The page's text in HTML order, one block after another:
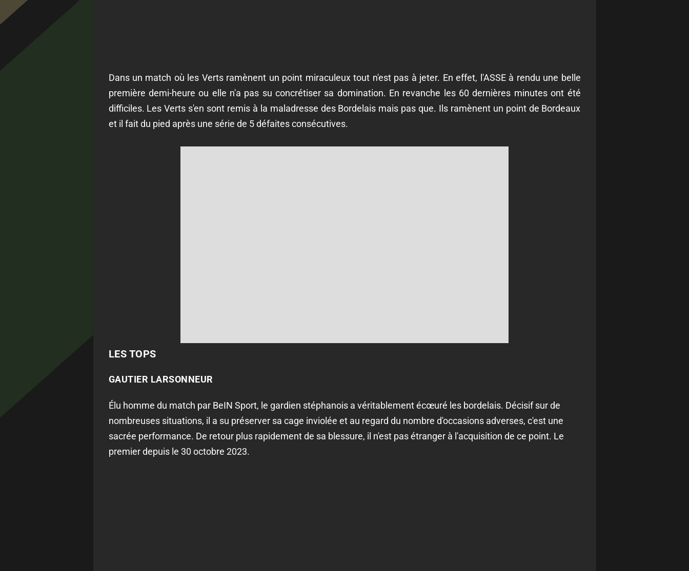
Dans un match où les Verts ramènent un point miraculeux tout n'est pas à jeter. En effet, l'ASSE à rendu une belle
première demi-heure ou elle n'a pas su concrétiser sa domination. En revanche les 60 dernières minutes ont été
difficiles. Les Verts s'en sont remis à la maladresse des Bordelais mais pas que. Ils ramènent un point de Bordeaux
et il fait du pied après une série de 5 défaites consécutives.
LES TOPS
GAUTIER LARSONNEUR
Élu homme du match par BeIN Sport, le gardien stéphanois a véritablement écœuré les bordelais. Décisif sur de
nombreuses situations, il a su préserver sa cage inviolée et au regard du nombre d'occasions adverses, c'est une
sacrée performance. De retour plus rapidement de sa blessure, il n'est pas étranger à l'acquisition de ce point. Le
premier depuis le 30 octobre 2023.